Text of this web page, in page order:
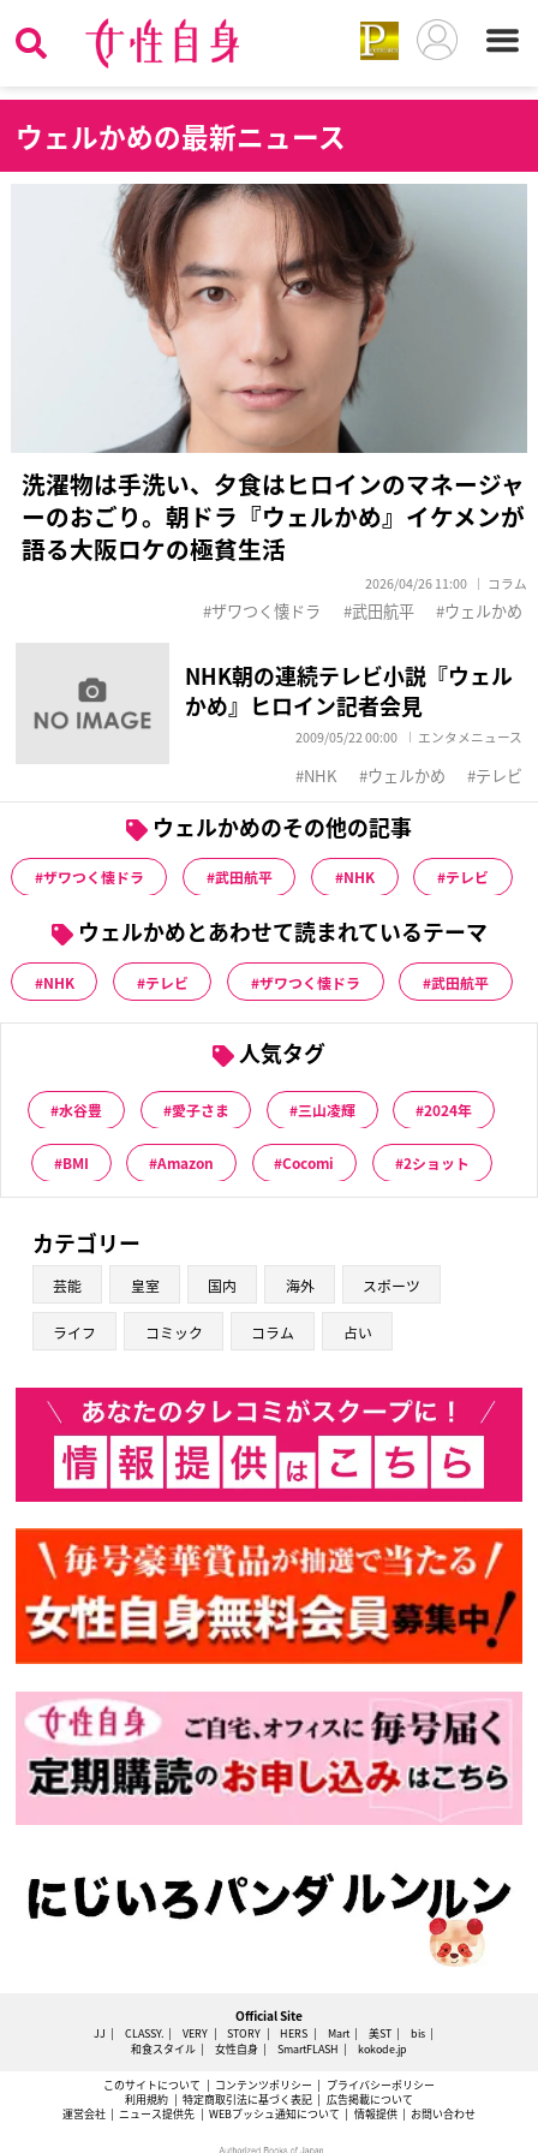
ウェルかめの最新ニュース
洗濯物は手洗い、夕食はヒロインのマネージャ
ーのおごり。朝ドラ『ウェルかめ』イケメンが
語る大阪ロケの極貧生活
2026/04/26 11:00 コラム
ザワつく懐ドラ 武田航平 ウェルかめ
NHK朝の連続テレビ小説『ウェル
かめ』ヒロイン記者会見
2009/05/22 00:00 エンタメニュース
NHK ウェルかめ テレビ
ウェルかめのその他の記事
ザワつく懐ドラ 武田航平 NHK テレビ
ウェルかめとあわせて読まれているテーマ
NHK テレビ ザワつく懐ドラ 武田航平
人気タグ
水谷豊 愛子さま 三山凌輝 2024年
BMI Amazon Cocomi 2ショット
カテゴリー
芸能 皇室 国内 海外 スポーツ
ライフ コミック コラム 占い
Official Site
JJ CLASSY. VERY STORY HERS Mart 美ST
bis
和食スタイル
女性自身 SmartFLASH kokode.jp
このサイトについて コンテンツポリシー
プライバシーポリシー
利用規約
特定商取引法に基づく表記
広告掲載について
運営会社
ニュース提供先 WEBプッシュ通知について 情報提供 お問い合わせ